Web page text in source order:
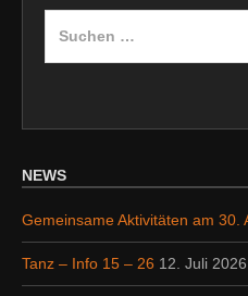
NEWS
Gemeinsame Aktivitäten am 30.
Tanz – Info 15 – 26 12. Juli 2026